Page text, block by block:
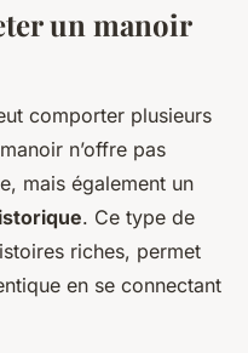
un manoir
comporter plusieurs
n’offre pas
mais également un
. Ce type de
riches, permet
en se connectant